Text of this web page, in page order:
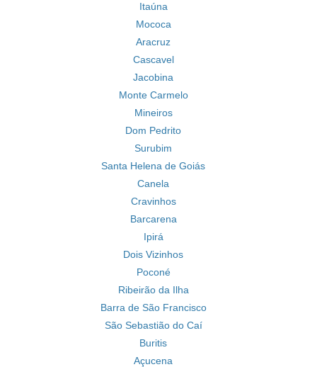
Itaúna
Mococa
Aracruz
Cascavel
Jacobina
Monte Carmelo
Mineiros
Dom Pedrito
Surubim
Santa Helena de Goiás
Canela
Cravinhos
Barcarena
Ipirá
Dois Vizinhos
Poconé
Ribeirão da Ilha
Barra de São Francisco
São Sebastião do Caí
Buritis
Açucena